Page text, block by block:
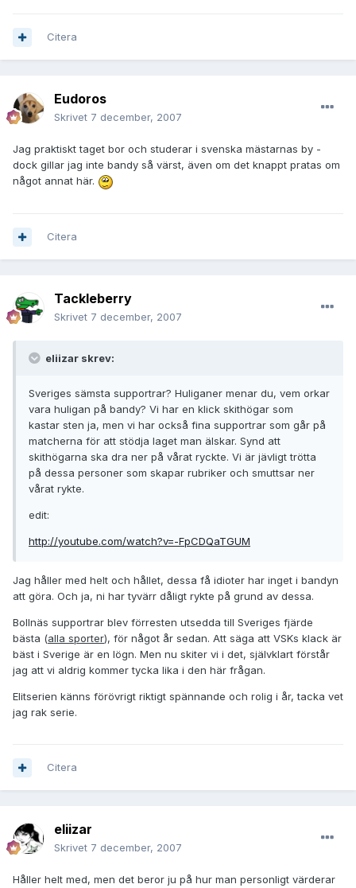
Citera
Eudoros
Skrivet 7 december, 2007
Jag praktiskt taget bor och studerar i svenska mästarnas by -
dock gillar jag inte bandy så värst, även om det knappt pratas om
något annat här.
Citera
Tackleberry
Skrivet 7 december, 2007
eliizar skrev:
Sveriges sämsta supportrar? Huliganer menar du, vem orkar
vara huligan på bandy? Vi har en klick skithögar som
kastar sten ja, men vi har också fina supportrar som går på
matcherna för att stödja laget man älskar. Synd att
skithögarna ska dra ner på vårat ryckte. Vi är jävligt trötta
på dessa personer som skapar rubriker och smuttsar ner
vårat rykte.
edit:
http://youtube.com/watch?v=-FpCDQaTGUM
Jag håller med helt och hållet, dessa få idioter har inget i bandyn
att göra. Och ja, ni har tyvärr dåligt rykte på grund av dessa.
Bollnäs supportrar blev förresten utsedda till Sveriges fjärde
bästa (alla sporter), för något år sedan. Att säga att VSKs klack är
bäst i Sverige är en lögn. Men nu skiter vi i det, självklart förstår
jag att vi aldrig kommer tycka lika i den här frågan.
Elitserien känns förövrigt riktigt spännande och rolig i år, tacka vet
jag rak serie.
Citera
eliizar
Skrivet 7 december, 2007
Håller helt med, men det beror ju på hur man personligt värderar